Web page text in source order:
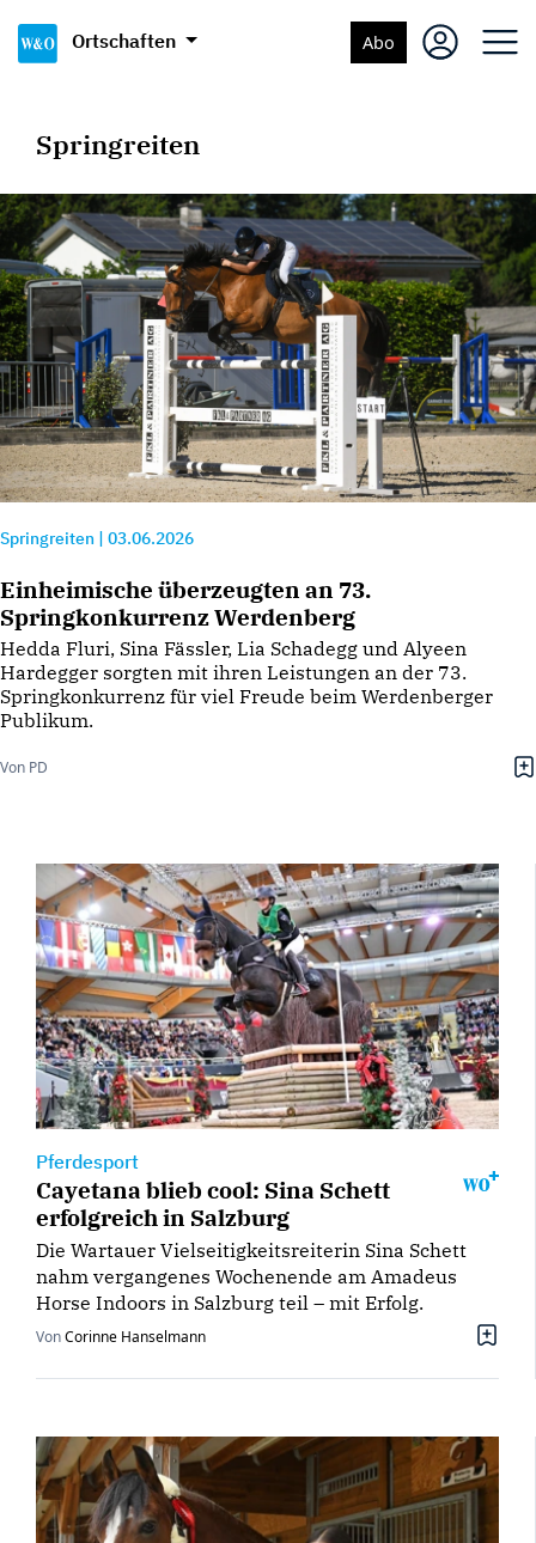
Ortschaften Abo
Springreiten
Springreiten 03.06.2026
Einheimische überzeugten an 73.
Springkonkurrenz Werdenberg
Hedda Fluri, Sina Fässler, Lia Schadegg und Alyeen
Hardegger sorgten mit ihren Leistungen an der 73.
Springkonkurrenz für viel Freude beim Werdenberger
Publikum.
Von PD
Pferdesport
Cayetana blieb cool: Sina Schett
erfolgreich in Salzburg
Die Wartauer Vielseitigkeitsreiterin Sina Schett
nahm vergangenes Wochenende am Amadeus
Horse Indoors in Salzburg teil – mit Erfolg.
VonCorinne Hanselmann